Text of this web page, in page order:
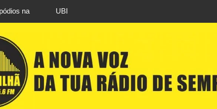
primeiros
conquistam três títulos europeus de Brazilian